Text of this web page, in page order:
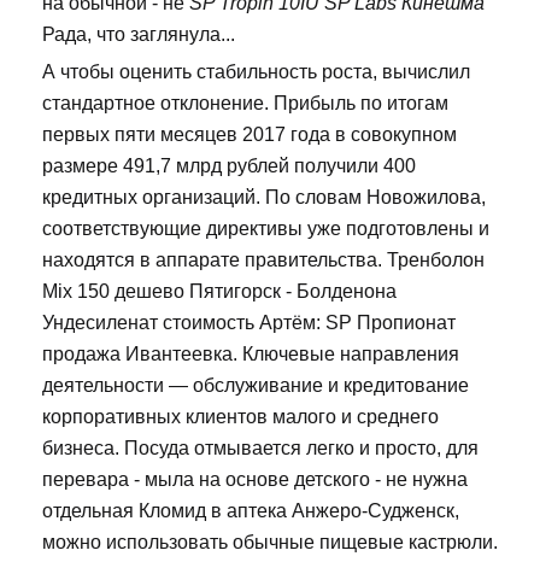
Рада, что заглянула...
А чтобы оценить стабильность роста, вычислил
стандартное отклонение. Прибыль по итогам
первых пяти месяцев 2017 года в совокупном
размере 491,7 млрд рублей получили 400
кредитных организаций. По словам Новожилова,
соответствующие директивы уже подготовлены и
находятся в аппарате правительства. Тренболон
Mix 150 дешево Пятигорск - Болденона
Ундесиленат стоимость Артём: SP Пропионат
продажа Ивантеевка. Ключевые направления
деятельности — обслуживание и кредитование
корпоративных клиентов малого и среднего
бизнеса. Посуда отмывается легко и просто, для
перевара - мыла на основе детского - не нужна
отдельная Кломид в аптека Анжеро-Судженск,
можно использовать обычные пищевые кастрюли.